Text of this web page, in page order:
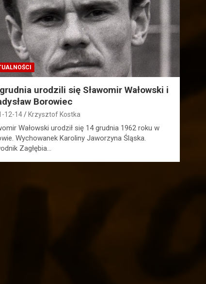
urodzili się Sławomir Wałowski i
Borowiec
12-14 Krzysztof Kostka
Wałowski urodził się 14 grudnia 1962 roku w
Wychowanek Karoliny Jaworzyna Śląska.
Zagłębia…